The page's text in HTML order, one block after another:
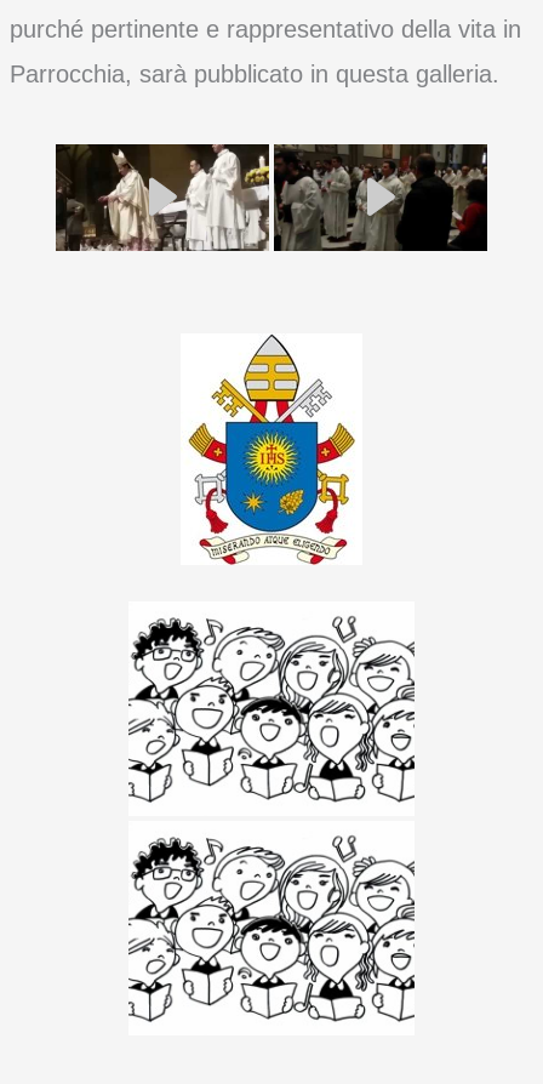
purché pertinente e rappresentativo della vita in
Parrocchia, sarà pubblicato in questa galleria.